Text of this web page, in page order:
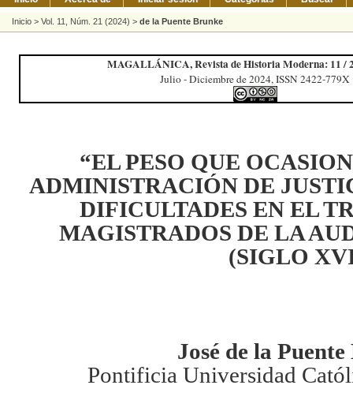
Inicio > Vol. 11, Núm. 21 (2024) > de la Puente Brunke
MAGALLÁNICA, Revista de Historia Moderna: 11 /
Julio - Diciembre de 2024, ISSN 2422-779X
“EL PESO QUE
ADMINISTRACIÓN DE
DIFICULTADES EN EL
MAGISTRADOS DE LA
(SIGLO
José de la
Pontificia Universidad